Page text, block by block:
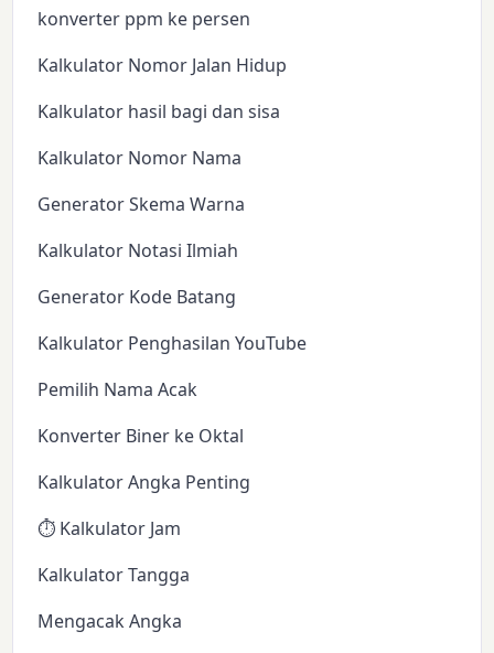
konverter ppm ke persen
Kalkulator Nomor Jalan Hidup
Kalkulator hasil bagi dan sisa
Kalkulator Nomor Nama
Generator Skema Warna
Kalkulator Notasi Ilmiah
Generator Kode Batang
Kalkulator Penghasilan YouTube
Pemilih Nama Acak
Konverter Biner ke Oktal
Kalkulator Angka Penting
⏱️ Kalkulator Jam
Kalkulator Tangga
Mengacak Angka